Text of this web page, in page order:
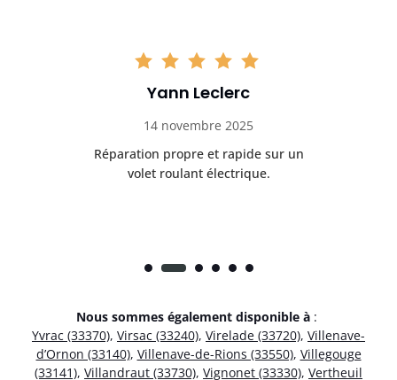
Yann Leclerc
14 novembre 2025
Réparation propre et rapide sur un
volet roulant électrique.
Nous sommes également disponible à :
Yvrac (33370), Virsac (33240), Virelade (33720), Villenave-
d’Ornon (33140), Villenave-de-Rions (33550), Villegouge
(33141), Villandraut (33730), Vignonet (33330), Vertheuil